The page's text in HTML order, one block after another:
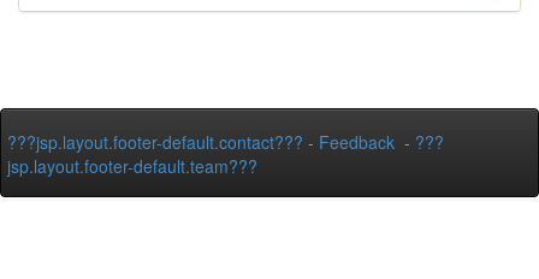
???jsp.layout.footer-default.contact??? - Feedback - ???
jsp.layout.footer-default.team???